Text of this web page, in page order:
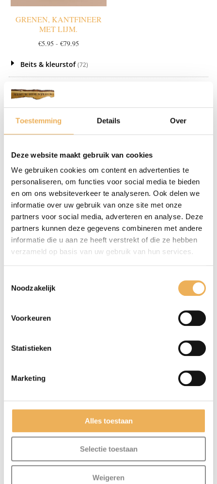
Toestemming Details Over
Deze website maakt gebruik van cookies
We gebruiken cookies om content en advertenties te
personaliseren, om functies voor social media te bieden
en om ons websiteverkeer te analyseren. Ook delen we
informatie over uw gebruik van onze site met onze
partners voor social media, adverteren en analyse. Deze
partners kunnen deze gegevens combineren met andere
informatie die u aan ze heeft verstrekt of die ze hebben
verzameld op basis van uw gebruik van hun services.
Noodzakelijk
Voorkeuren
Statistieken
Marketing
Alles toestaan
Selectie toestaan
Weigeren
GRENEN, KANTFINEER
MET LIJM.
€5.95 - €79.95Prijsklasse:
tot
€79.95
Beits & kleurstof (72)
Chemie (6)
Kantfineer en melamine (14)
beuken kantfineer (1)
esdoorn kantfineer (1)
Essen kantfineer (1)
grenen kantfineer (1)
kersen kantfineer (1)
Mahonie kantfineer (1)
melamine kantenband wit (1)
Melamine kantenband zwart (1)
Teak kantfineer
zebrano kantfineer
Meubelbeslag
Schroeven (92)